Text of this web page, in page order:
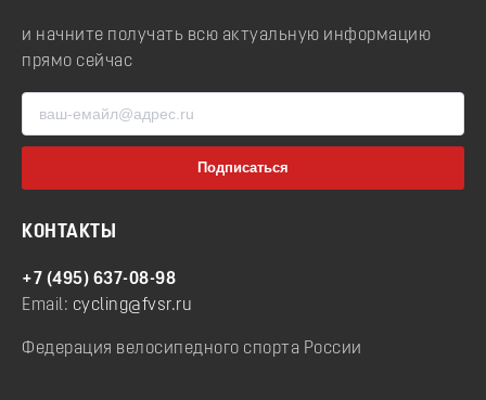
и начните получать всю актуальную информацию
прямо сейчас
КОНТАКТЫ
+7 (495) 637-08-98
Email: cycling@fvsr.ru
Федерация велосипедного спорта России